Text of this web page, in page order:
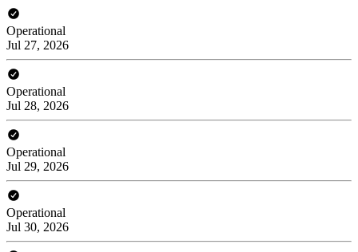
Operational
Jul 27, 2026
Operational
Jul 28, 2026
Operational
Jul 29, 2026
Operational
Jul 30, 2026